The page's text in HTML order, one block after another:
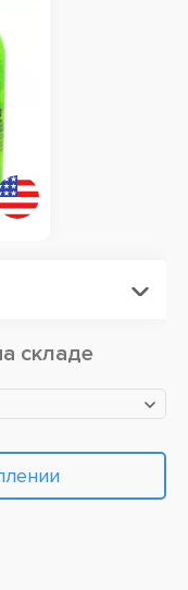
складе